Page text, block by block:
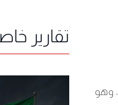
وهو
تقارير